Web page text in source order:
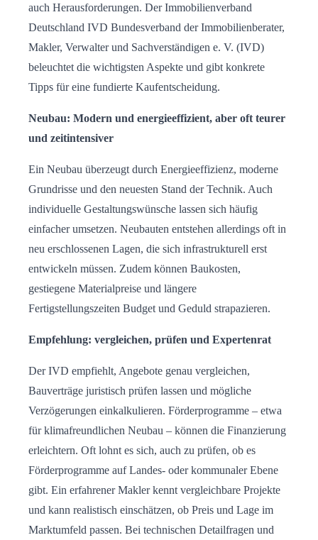
auch Herausforderungen. Der Immobilienverband
Deutschland IVD Bundesverband der Immobilienberater,
Makler, Verwalter und Sachverständigen e. V. (IVD)
beleuchtet die wichtigsten Aspekte und gibt konkrete
Tipps für eine fundierte Kaufentscheidung.
Neubau: Modern und energieeffizient, aber oft teurer
und zeitintensiver
Ein Neubau überzeugt durch Energieeffizienz, moderne
Grundrisse und den neuesten Stand der Technik. Auch
individuelle Gestaltungswünsche lassen sich häufig
einfacher umsetzen. Neubauten entstehen allerdings oft in
neu erschlossenen Lagen, die sich infrastrukturell erst
entwickeln müssen. Zudem können Baukosten,
gestiegene Materialpreise und längere
Fertigstellungszeiten Budget und Geduld strapazieren.
Empfehlung: vergleichen, prüfen und Expertenrat
Der IVD empfiehlt, Angebote genau vergleichen,
Bauverträge juristisch prüfen lassen und mögliche
Verzögerungen einkalkulieren. Förderprogramme – etwa
für klimafreundlichen Neubau – können die Finanzierung
erleichtern. Oft lohnt es sich, auch zu prüfen, ob es
Förderprogramme auf Landes- oder kommunaler Ebene
gibt. Ein erfahrener Makler kennt vergleichbare Projekte
und kann realistisch einschätzen, ob Preis und Lage im
Marktumfeld passen. Bei technischen Detailfragen und